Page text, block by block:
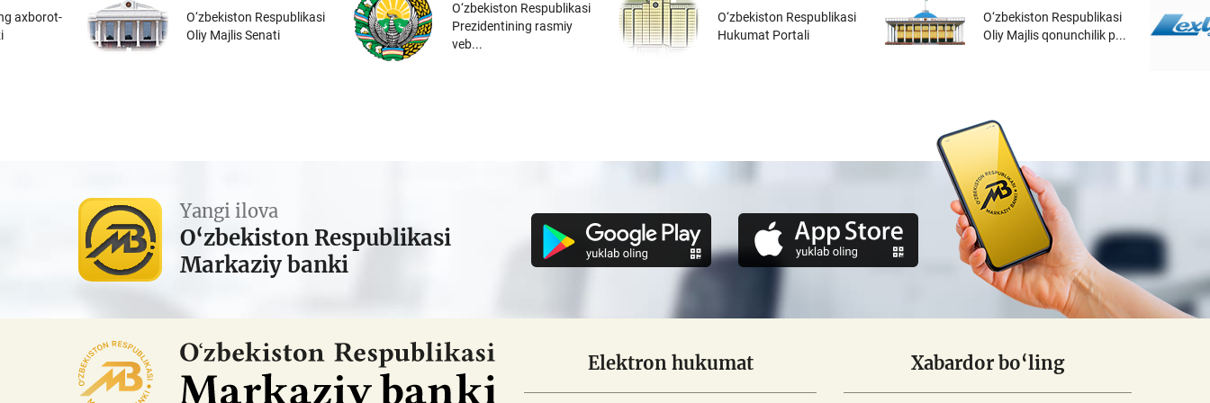
axborot-
O‘zbekiston Respublikasi
Oliy Majlis Senati
O‘zbekiston Respublikasi
Prezidentining rasmiy
veb...
O‘zbekiston Respublikasi
Hukumat Portali
O‘zbekiston Respublikasi
Oliy Majlis qonunchilik p...
Yangi ilova
O‘zbekiston Respublikasi
Markaziy banki
Elektron hukumat Xabardor bo‘ling